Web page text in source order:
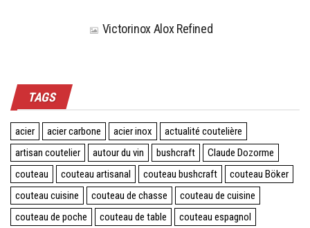
Victorinox Alox Refined
TAGS
acier acier carbone acier inox
actualité coutelière
artisan coutelier
autour du vin bushcraft
Claude Dozorme
couteau
couteau artisanal couteau bushcraft
couteau Böker
couteau cuisine
couteau de chasse
couteau de cuisine
couteau de poche
couteau de table
couteau espagnol